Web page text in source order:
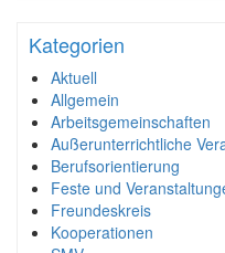
Kategorien
Aktuell
Allgemein
Arbeitsgemeinschaften
Außerunterrichtliche
Berufsorientierung
Feste und
Freundeskreis
Kooperationen